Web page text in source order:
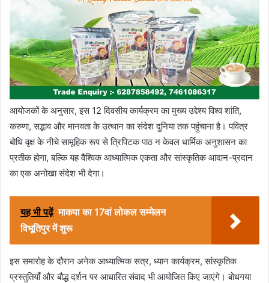
आयोजकों के अनुसार, इस 12 दिवसीय कार्यक्रम का मुख्य उद्देश्य विश्व शांति,
करुणा, सद्भाव और मानवता के उत्थान का संदेश दुनिया तक पहुंचाना है। पवित्र
बोधि वृक्ष के नीचे सामूहिक रूप से त्रिपिटक पाठ न केवल धार्मिक अनुशासन का
प्रतीक होगा, बल्कि यह वैश्विक आध्यात्मिक एकता और सांस्कृतिक आदान-प्रदान
का एक अनोखा संदेश भी देगा।
यह भी पढ़ें माकपा का 17वां लोकल सम्मेलन
विभूतिपुर में शुरू
इस समारोह के दौरान अनेक आध्यात्मिक सत्र, ध्यान कार्यक्रम, सांस्कृतिक
प्रस्तुतियाँ और बौद्ध दर्शन पर आधारित संवाद भी आयोजित किए जाएंगे। बोधगया